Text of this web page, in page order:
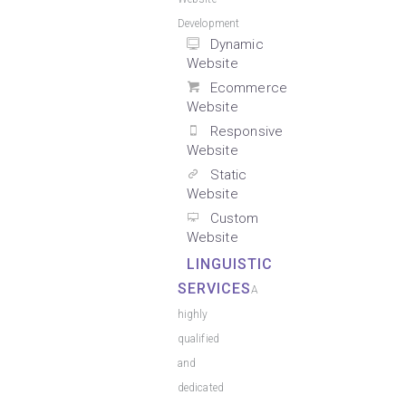
Development
Dynamic
Website
Ecommerce
Website
Responsive
Website
Static
Website
Custom
Website
LINGUISTIC
SERVICESA
highly
qualified
and
dedicated